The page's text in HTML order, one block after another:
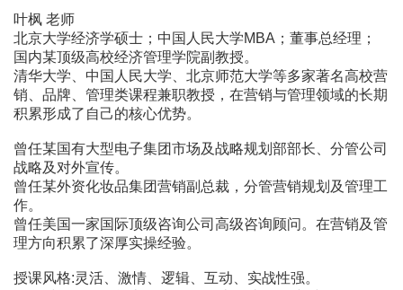
叶枫 老师
北京大学经济学硕士；中国人民大学MBA；董事总经理；
国内某顶级高校经济管理学院副教授。
清华大学、中国人民大学、北京师范大学等多家著名高校营
销、品牌、管理类课程兼职教授，在营销与管理领域的长期
积累形成了自己的核心优势。
曾任某国有大型电子集团市场及战略规划部部长、分管公司
战略及对外宣传。
曾任某外资化妆品集团营销副总裁，分管营销规划及管理工
作。
曾任美国一家国际顶级咨询公司高级咨询顾问。在营销及管
理方向积累了深厚实操经验。
授课风格:灵活、激情、逻辑、互动、实战性强。